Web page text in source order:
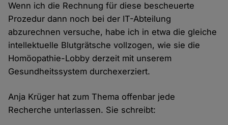
Wenn ich die Rechnung für diese bescheuerte
Prozedur dann noch bei der IT-Abteilung
abzurechnen versuche, habe ich in etwa die gleiche
intellektuelle Blutgrätsche vollzogen, wie sie die
Homöopathie-Lobby derzeit mit unserem
Gesundheitssystem durchexerziert.
Anja Krüger hat zum Thema offenbar jede
Recherche unterlassen. Sie schreibt: